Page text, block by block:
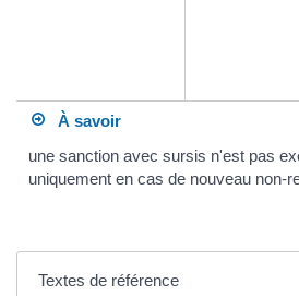
À savoir
une sanction avec sursis n'est pas
uniquement en cas de nouveau non-
Textes de référence